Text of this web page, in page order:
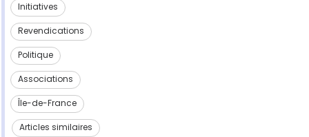
Initiatives
Revendications
Politique
Associations
Île-de-France
Articles similaires